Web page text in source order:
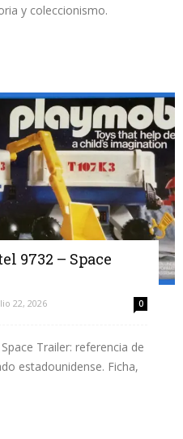
y coleccionismo.
9732 – Space
22, 2026 0
Trailer: referencia de
estadounidense. Ficha,